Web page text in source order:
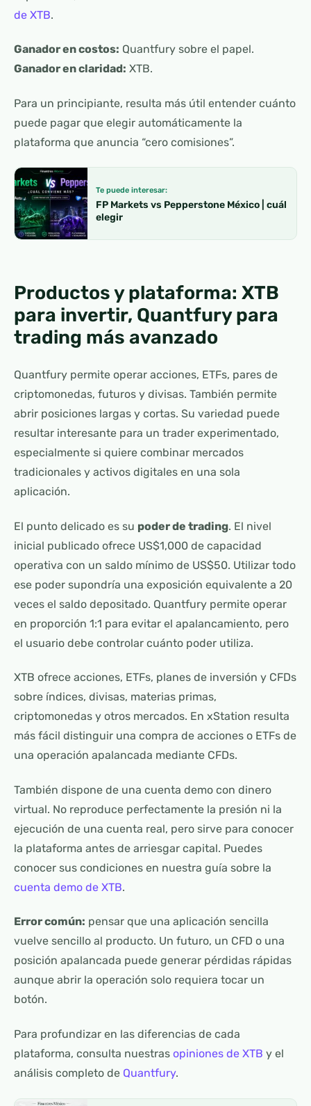
de XTB.
Ganador en costos: Quantfury sobre el papel.
Ganador en claridad: XTB.
Para un principiante, resulta más útil entender cuánto
puede pagar que elegir automáticamente la
plataforma que anuncia “cero comisiones”.
Te puede interesar:
FP Markets vs Pepperstone México | cuál
elegir
Productos y plataforma: XTB
para invertir, Quantfury para
trading más avanzado
Quantfury permite operar acciones, ETFs, pares de
criptomonedas, futuros y divisas. También permite
abrir posiciones largas y cortas. Su variedad puede
resultar interesante para un trader experimentado,
especialmente si quiere combinar mercados
tradicionales y activos digitales en una sola
aplicación.
El punto delicado es su poder de trading. El nivel
inicial publicado ofrece US$1,000 de capacidad
operativa con un saldo mínimo de US$50. Utilizar todo
ese poder supondría una exposición equivalente a 20
veces el saldo depositado. Quantfury permite operar
en proporción 1:1 para evitar el apalancamiento, pero
el usuario debe controlar cuánto poder utiliza.
XTB ofrece acciones, ETFs, planes de inversión y CFDs
sobre índices, divisas, materias primas,
criptomonedas y otros mercados. En xStation resulta
más fácil distinguir una compra de acciones o ETFs de
una operación apalancada mediante CFDs.
También dispone de una cuenta demo con dinero
virtual. No reproduce perfectamente la presión ni la
ejecución de una cuenta real, pero sirve para conocer
la plataforma antes de arriesgar capital. Puedes
conocer sus condiciones en nuestra guía sobre la
cuenta demo de XTB.
Error común: pensar que una aplicación sencilla
vuelve sencillo al producto. Un futuro, un CFD o una
posición apalancada puede generar pérdidas rápidas
aunque abrir la operación solo requiera tocar un
botón.
Para profundizar en las diferencias de cada
plataforma, consulta nuestras opiniones de XTB y el
análisis completo de Quantfury.